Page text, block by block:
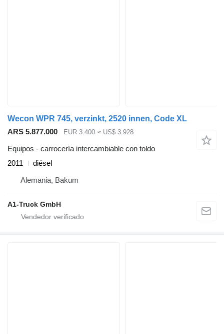
Wecon WPR 745, verzinkt, 2520 innen, Code XL
ARS 5.877.000
EUR 3.400 ≈ US$ 3.928
Equipos - carrocería intercambiable con toldo
2011
diésel
Alemania, Bakum
A1-Truck GmbH